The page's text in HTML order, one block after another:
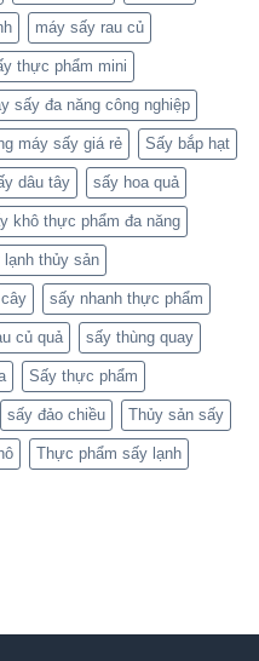
máy sấy rau củ
thực phẩm mini
sấy đa năng công nghiệp
máy sấy giá rẻ Sấy bắp hạt
dâu tây sấy hoa quả
khô thực phẩm đa năng
lạnh thủy sản
sấy nhanh thực phẩm
củ quả sấy thùng quay
Sấy thực phẩm
sấy đảo chiều Thủy sản sấy
Thực phẩm sấy lạnh